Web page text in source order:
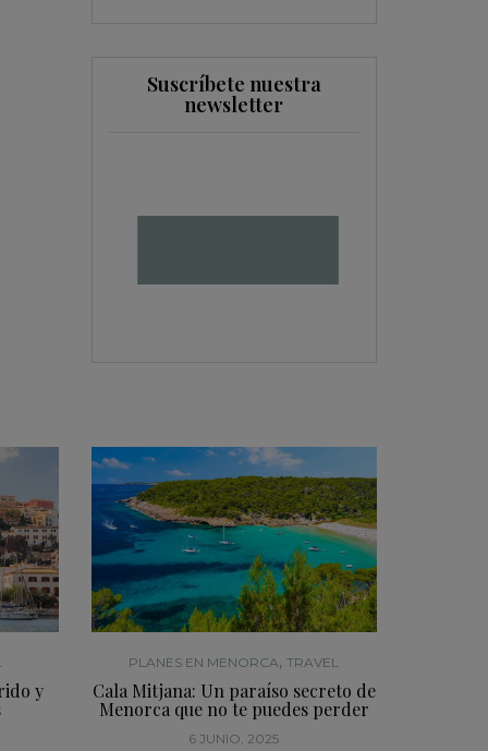
Suscríbete nuestra
newsletter
y
PLANES EN MENORCA,TRAVEL
Cala Mitjana: Un paraíso secreto de
Menorca que no te puedes perder
6 JUNIO, 2025